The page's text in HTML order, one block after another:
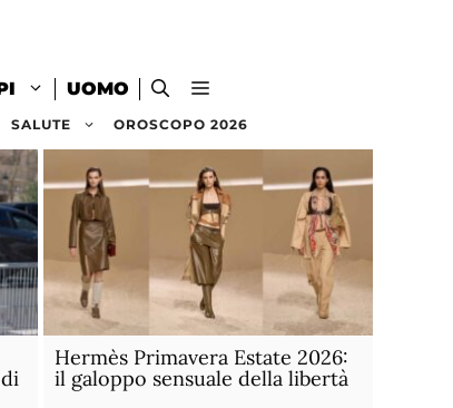
UOMO
SALUTE OROSCOPO 2026
Hermès Primavera Estate 2026:
il galoppo sensuale della libertà